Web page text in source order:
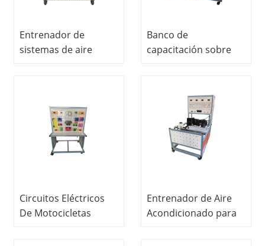
Entrenador de
sistemas de aire
enseñanza Equipos
de formación
profesional
Banco de
capacitación sobre
eléctricos Equipo de
capacitación
automotriz Equipo
educativo
Circuitos Eléctricos
De Motocicletas
Entrenador de Aire
Acondicionado para